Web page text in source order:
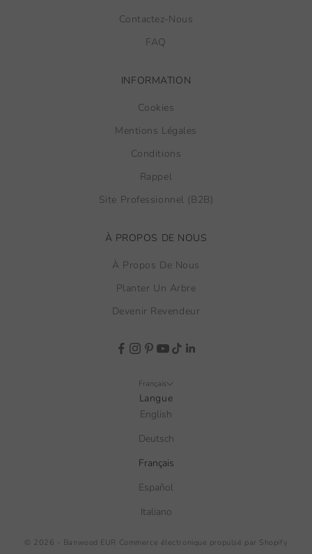
Contactez-Nous
FAQ
INFORMATION
Cookies
Mentions Légales
Conditions
Rappel
Site Professionnel (B2B)
À PROPOS DE NOUS
À Propos De Nous
Planter Un Arbre
Devenir Revendeur
Français
Langue
English
Deutsch
Français
Español
Italiano
© 2026 - Banwood EUR Commerce électronique propulsé par Shopify